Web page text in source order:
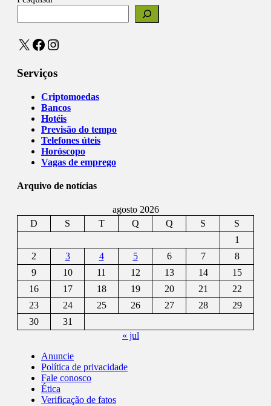
X Facebook
Instagram
Serviços
Criptomoedas
Bancos
Hotéis
Previsão do tempo
Telefones úteis
Horóscopo
Vagas de emprego
Arquivo de notícias
agosto 2026
D
S T Q Q S
S
1
2
3 4 5 6 7
8
9
10 11 12 13 14
15
16
17 18 19 20 21
22
23
24 25 26 27 28
29
30
31
« jul
Anuncie
Política de privacidade
Fale conosco
Ética
Verificação de fatos